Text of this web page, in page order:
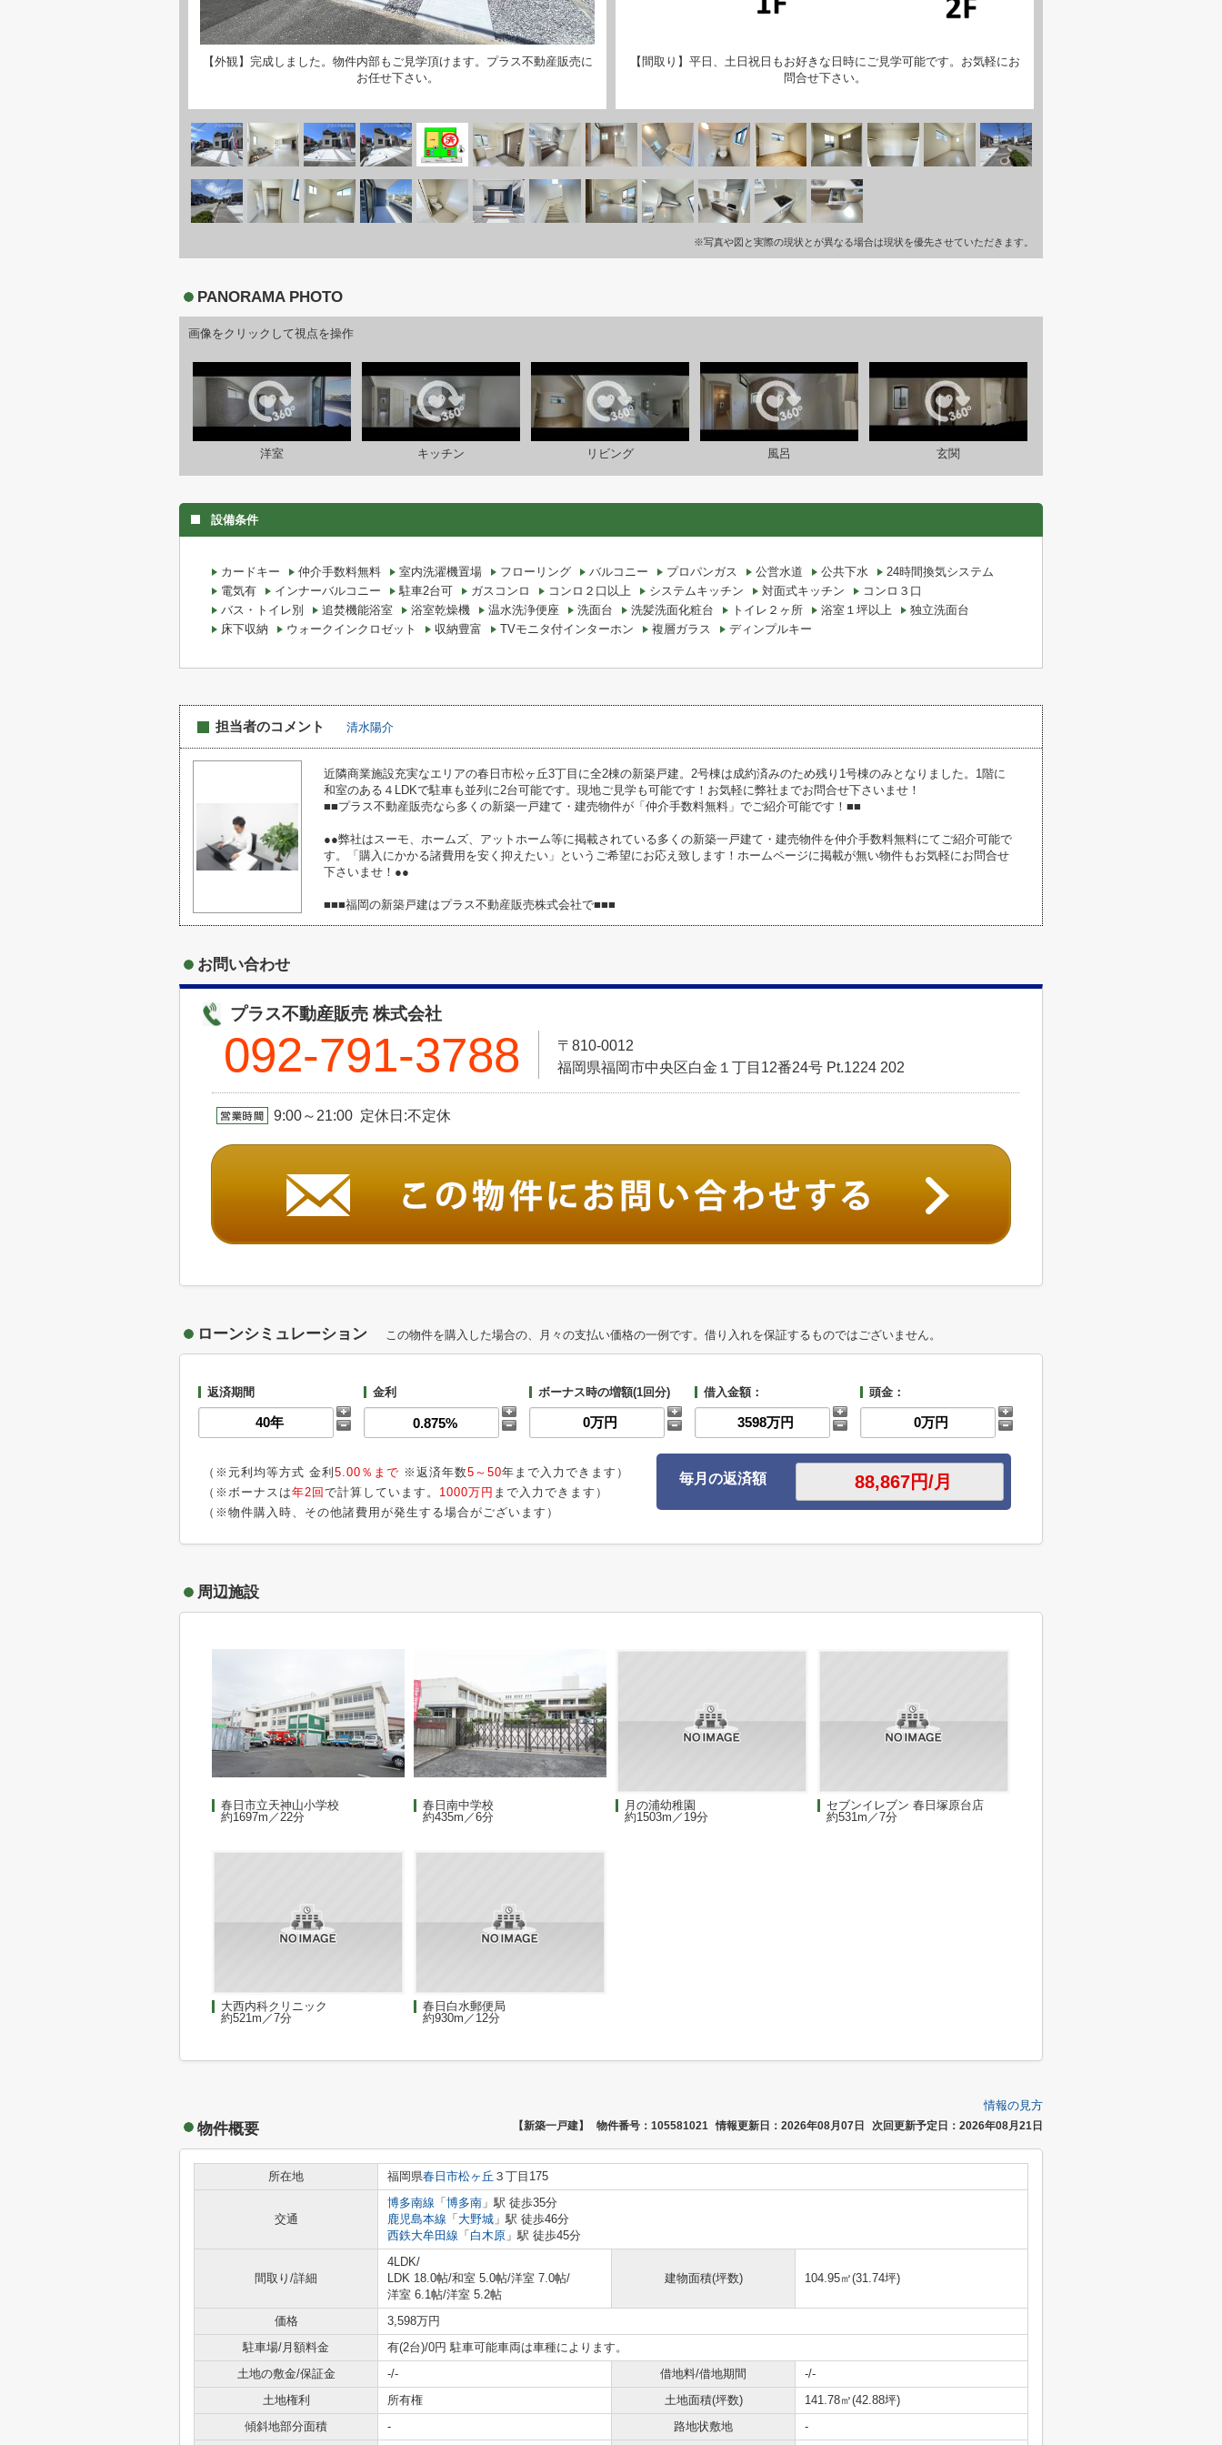
【外観】完成しました。物件内部もご見学頂けます。プラス不動産販売に
お任せ下さい。
【間取り】平日、土日祝日もお好きな日時にご見学可能です。お気軽にお
問合せ下さい。
※写真や図と実際の現状とが異なる場合は現状を優先させていただきます。
PANORAMA PHOTO
画像をクリックして視点を操作
洋室 キッチン リビング 風呂 玄関
設備条件
カードキー 仲介手数料無料 室内洗濯機置場 フローリング バルコニー プロパンガス 公営水道 公共下水
24時間換気システム
電気有
インナーバルコニー 駐車2台可 ガスコンロ コンロ２口以上 システムキッチン 対面式キッチン
コンロ３口
バス・トイレ別
追焚機能浴室 浴室乾燥機 温水洗浄便座 洗面台 洗髪洗面化粧台 トイレ２ヶ所 浴室１坪以上
独立洗面台
床下収納
ウォークインクロゼット 収納豊富 TVモニタ付インターホン 複層ガラス ディンプルキー
担当者のコメント 清水陽介
近隣商業施設充実なエリアの春日市松ヶ丘3丁目に全2棟の新築戸建。2号棟は成約済みのため残り1号棟のみとなりました。1階に
和室のある４LDKで駐車も並列に2台可能です。現地ご見学も可能です！お気軽に弊社までお問合せ下さいませ！
■■プラス不動産販売なら多くの新築一戸建て・建売物件が「仲介手数料無料」でご紹介可能です！■■
●●弊社はスーモ、ホームズ、アットホーム等に掲載されている多くの新築一戸建て・建売物件を仲介手数料無料にてご紹介可能で
す。「購入にかかる諸費用を安く抑えたい」というご希望にお応え致します！ホームページに掲載が無い物件もお気軽にお問合せ
下さいませ！●●
■■■福岡の新築戸建はプラス不動産販売株式会社で■■■
お問い合わせ
プラス不動産販売 株式会社
092-791-3788
〒810-0012
福岡県福岡市中央区白金１丁目12番24号 Pt.1224 202
9:00～21:00 定休日:不定休
ローンシミュレーション この物件を購入した場合の、月々の支払い価格の一例です。借り入れを保証するものではございません。
返済期間 金利 ボーナス時の増額(1回分) 借入金額： 頭金：
（※元利均等方式 金利 5.00％まで ※返済年数5～50年まで入力できます）
（※ボーナスは年2回 で計算しています。 1000万円 まで入力できます）
（※物件購入時、その他諸費用が発生する場合がございます）
毎月の返済額
周辺施設
春日市立天神山小学校
約1697m／22分
春日南中学校
約435m／6分
月の浦幼稚園
約1503m／19分
セブンイレブン 春日塚原台店
約531m／7分
大西内科クリニック
約521m／7分
春日白水郵便局
約930m／12分
情報の見方
物件概要 【新築一戸建】 物件番号：105581021 情報更新日：2026年08月07日 次回更新予定日：2026年08月21日
所在地 福岡県春日市松ヶ丘 ３丁目175
交通
博多南線 「 博多南 」駅 徒歩35分
鹿児島本線 「 大野城 」駅 徒歩46分
西鉄大牟田線 「 白木原 」駅 徒歩45分
間取り/詳細
4LDK/
LDK 18.0帖/和室 5.0帖/洋室 7.0帖/
洋室 6.1帖/洋室 5.2帖
建物面積(坪数) 104.95㎡(31.74坪)
価格
3,598万円
駐車場/月額料金
有(2台)/0円 駐車可能車両は車種によります。
土地の敷金/保証金
-/- 借地料/借地期間
-/-
土地権利
所有権 土地面積(坪数)
141.78㎡(42.88坪)
傾斜地部分面積
- 路地状敷地 -